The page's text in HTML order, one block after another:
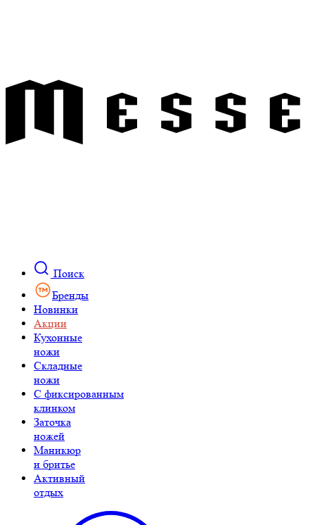
Поиск
Бренды
Новинки
Акции
Кухонные
ножи
Складные
ножи
C фиксированным
клинком
Заточка
ножей
Маникюр
и бритье
Активный
отдых